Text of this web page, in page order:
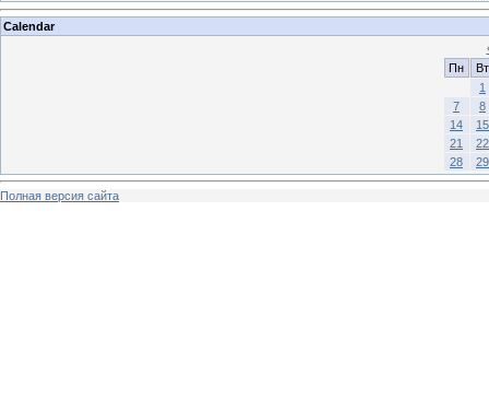
Calendar
Пн
Вт
1
7
8
14
15
21
22
28
29
Полная версия сайта